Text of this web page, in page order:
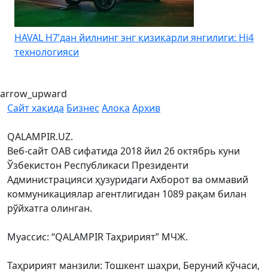
HAVAL H7’дан йилнинг энг қизиқарли янгилиги: Hi4
технологияси
arrow_upward
Сайт хақида Бизнес Алоқа Архив
QALAMPIR.UZ.
Веб-сайт ОАВ сифатида 2018 йил 26 октябрь куни
Ўзбекистон Республикаси Президенти
Администрацияси ҳузуридаги Ахборот ва оммавий
коммуникациялар агентлигидан 1089 рақам билан
рўйхатга олинган.
Муассис: “QALAMPIR Таҳририят” МЧЖ.
Таҳририят манзили: Тошкент шаҳри, Беруний кўчаси,